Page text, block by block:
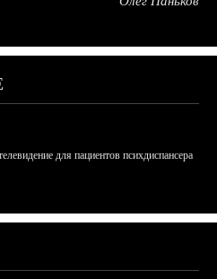
для пациентов психдиспансера